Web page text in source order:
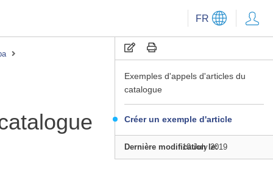
FR
Exemples d'appels d'articles du
catalogue
Créer un exemple d'article
Dernière modification le:
10 July 2019